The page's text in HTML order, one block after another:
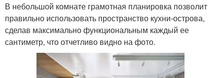
В небольшой комнате грамотная планировка позволит
правильно использовать пространство кухни-острова,
сделав максимально функциональным каждый ее
сантиметр, что отчетливо видно на фото.